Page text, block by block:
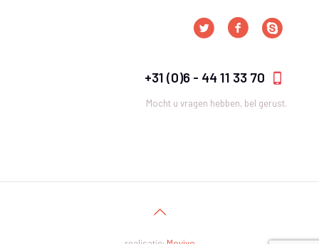
+31 (0)6 - 44 11 33 70
Mocht u vragen hebben, bel gerust.